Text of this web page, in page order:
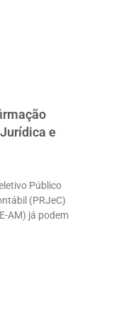
e
Público
(PRJeC)
AM) já podem